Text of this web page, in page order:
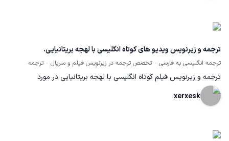
ترجمه و زیرنویس ویدیو های کوتاه انگلیسی با لهجه بریتانیایی.
ترجمه انگلیسی به فارسی تخصص ترجمه در زیرنویس فیلم و سریال ترجمه
ترجمه و زیرنویس فیلم کوتاه انگلیسی با لهجه بریتانیایی در مورد
طلا،جواهر و وسایل مربوطه. ترجمه سلیس و روان به زبان فارسی. بالاترین
xerxesk